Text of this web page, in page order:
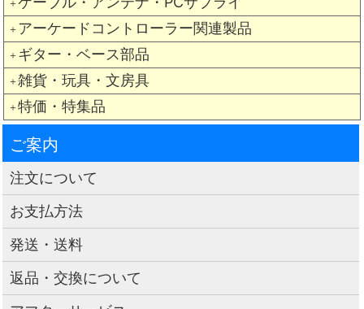
＋
＋ アーケードコントローラー関連製品
＋ ギター・ベース部品
＋ 雑貨・玩具・文房具
＋ 特価・特集品
ご案内
注文について
お支払方法
発送・送料
返品・交換について